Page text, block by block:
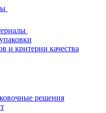
и критерии качества
решения